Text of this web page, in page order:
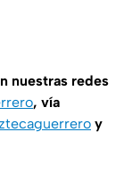
nuestras redes
, vía
y